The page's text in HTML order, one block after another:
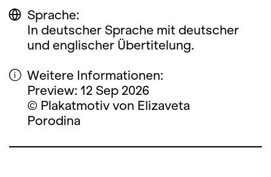
Sprache:
In deutscher Sprache mit deutscher
und englischer Übertitelung.
Weitere Informationen:
Preview: 12 Sep 2026
© Plakatmotiv von Elizaveta
Porodina